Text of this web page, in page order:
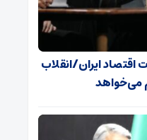
اقتصاد ایران/انقلاب
می‌خواهد